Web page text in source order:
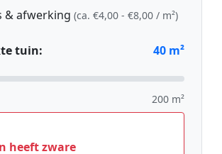
& afwerking (ca. €4,00 - €8,00 / m²)
tuin: 40 m²
200 m²
heeft zware